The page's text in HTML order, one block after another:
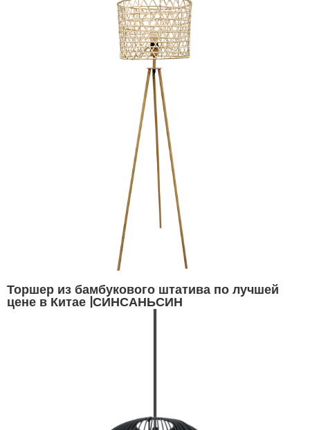
Торшер из бамбукового штатива по лучшей
цене в Китае |СИНСАНЬСИН